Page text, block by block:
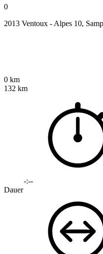
0
2013 Ventoux - Alpes 10,
0 km
132 km
-:--
Dauer